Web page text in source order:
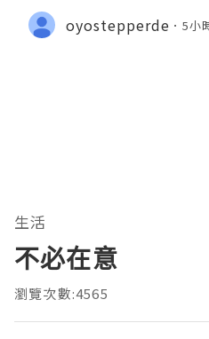
oyostepperde 5小
生活
不必在意
瀏覽次數:4565